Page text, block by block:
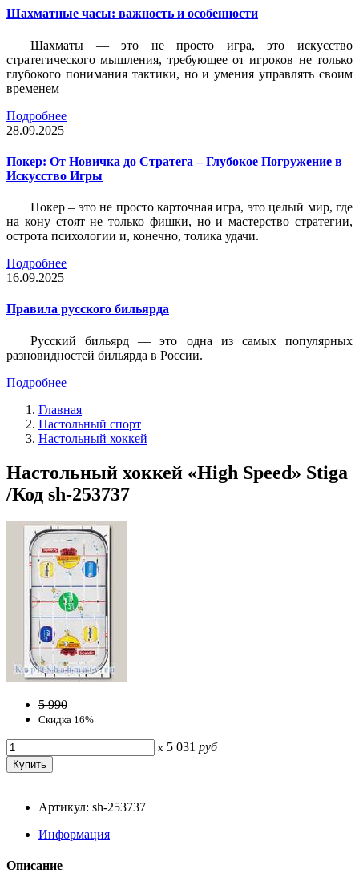
Шахматные часы: важность и особенности
Шахматы — это не просто игра, это искусство
стратегического мышления, требующее от игроков не только
глубокого понимания тактики, но и умения управлять своим
временем
Подробнее
28.09.2025
Покер: От Новичка до Стратега – Глубокое Погружение в
Искусство Игры
Покер – это не просто карточная игра, это целый мир, где
на кону стоят не только фишки, но и мастерство стратегии,
острота психологии и, конечно, толика удачи.
Подробнее
16.09.2025
Правила русского бильярда
Русский бильярд — это одна из самых популярных
разновидностей бильярда в России.
Подробнее
Главная
Настольный спорт
Настольный хоккей
Настольный хоккей «High Speed» Stiga
/Код sh-253737
5 990
Скидка 16%
x 5 031 руб
Артикул: sh-253737
Информация
Описание